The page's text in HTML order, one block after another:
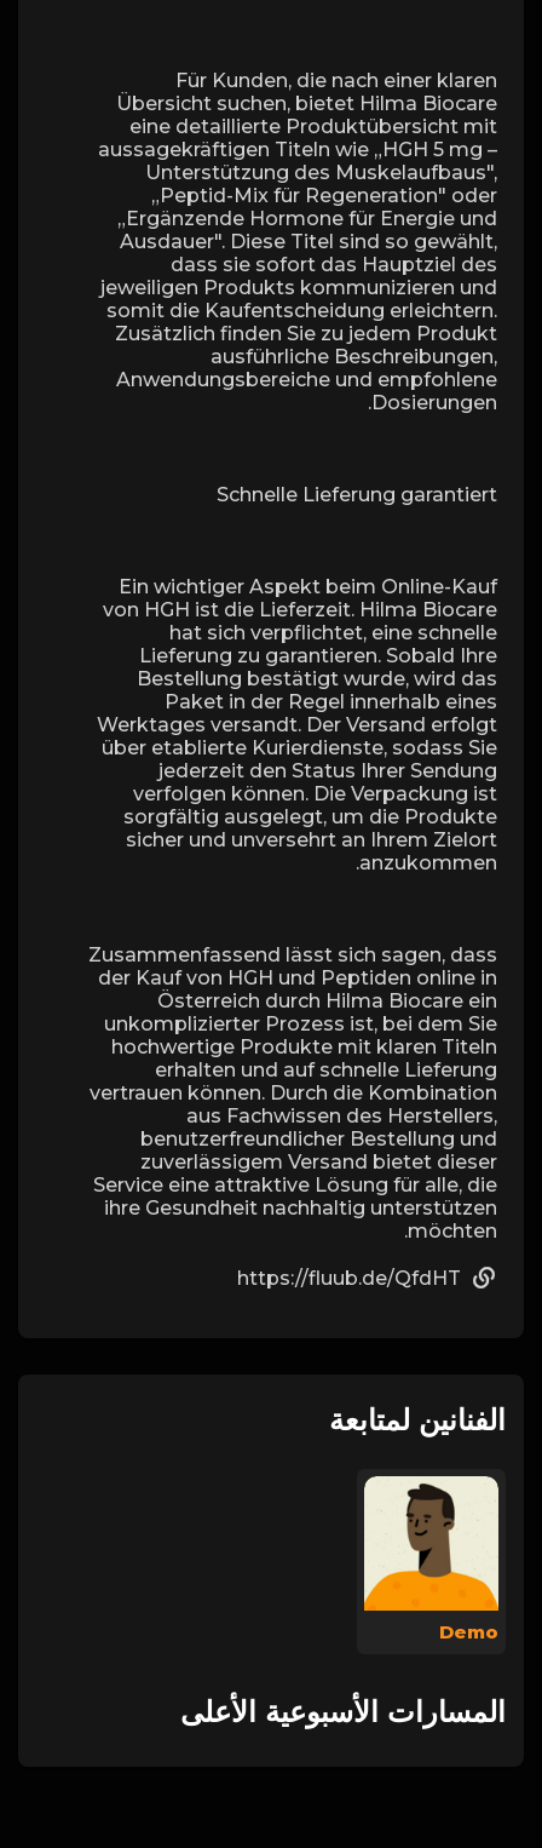
Für Kunden, die nach einer klaren
Übersicht suchen, bietet Hilma Biocare
eine detaillierte Produktübersicht mit
aussagekräftigen Titeln wie „HGH 5 mg –
Unterstützung des Muskelaufbaus",
„Peptid-Mix für Regeneration" oder
„Ergänzende Hormone für Energie und
Ausdauer". Diese Titel sind so gewählt,
dass sie sofort das Hauptziel des
jeweiligen Produkts kommunizieren und
somit die Kaufentscheidung erleichtern.
Zusätzlich finden Sie zu jedem Produkt
ausführliche Beschreibungen,
Anwendungsbereiche und empfohlene
Dosierungen.
Schnelle Lieferung garantiert
Ein wichtiger Aspekt beim Online-Kauf
von HGH ist die Lieferzeit. Hilma Biocare
hat sich verpflichtet, eine schnelle
Lieferung zu garantieren. Sobald Ihre
Bestellung bestätigt wurde, wird das
Paket in der Regel innerhalb eines
Werktages versandt. Der Versand erfolgt
über etablierte Kurierdienste, sodass Sie
jederzeit den Status Ihrer Sendung
verfolgen können. Die Verpackung ist
sorgfältig ausgelegt, um die Produkte
sicher und unversehrt an Ihrem Zielort
anzukommen.
Zusammenfassend lässt sich sagen, dass
der Kauf von HGH und Peptiden online in
Österreich durch Hilma Biocare ein
unkomplizierter Prozess ist, bei dem Sie
hochwertige Produkte mit klaren Titeln
erhalten und auf schnelle Lieferung
vertrauen können. Durch die Kombination
aus Fachwissen des Herstellers,
benutzerfreundlicher Bestellung und
zuverlässigem Versand bietet dieser
Service eine attraktive Lösung für alle, die
ihre Gesundheit nachhaltig unterstützen
möchten.
https://fluub.de/QfdHT
الفنانين لمتابعة
Demo
المسارات الأسبوعية الأعلى